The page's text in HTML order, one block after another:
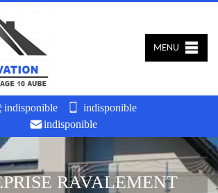
indisponible
indisponible
indisponible
MENU
RAVALEMENT